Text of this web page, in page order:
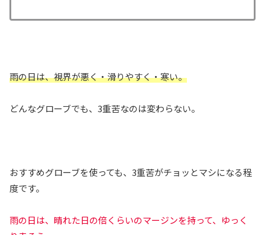
雨の日は、視界が悪く・滑りやすく・寒い。
どんなグローブでも、3重苦なのは変わらない。
おすすめグローブを使っても、3重苦がチョッとマシになる程
度です。
雨の日は、晴れた日の倍くらいのマージンを持って、ゆっく